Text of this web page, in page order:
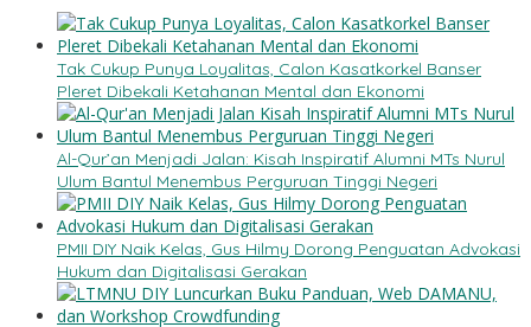
Tak Cukup Punya Loyalitas, Calon Kasatkorkel Banser
Pleret Dibekali Ketahanan Mental dan Ekonomi
Al-Qur’an Menjadi Jalan: Kisah Inspiratif Alumni MTs Nurul
Ulum Bantul Menembus Perguruan Tinggi Negeri
PMII DIY Naik Kelas, Gus Hilmy Dorong Penguatan Advokasi
Hukum dan Digitalisasi Gerakan